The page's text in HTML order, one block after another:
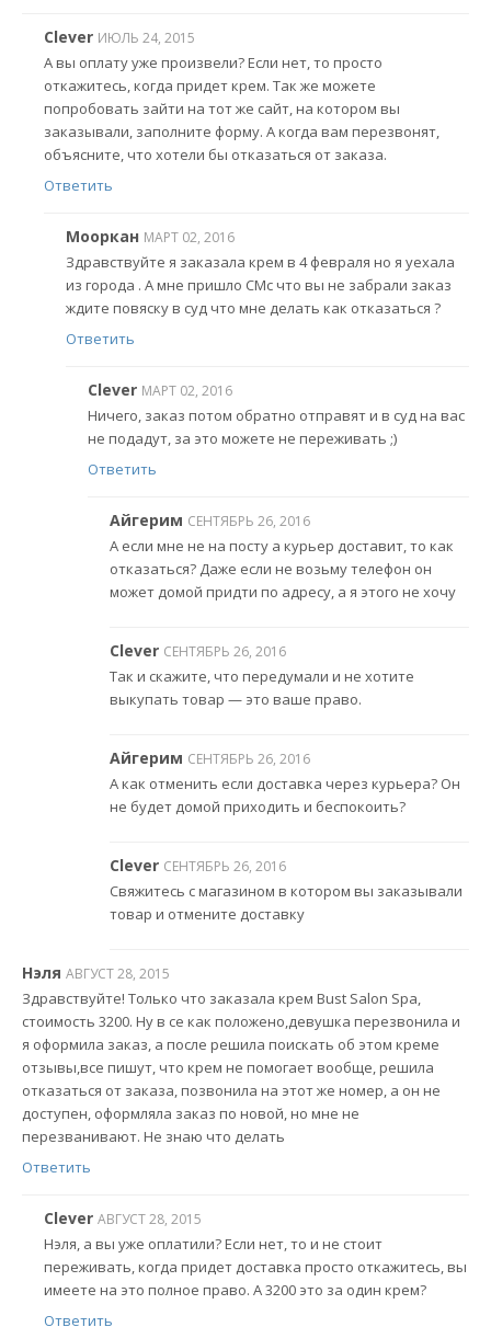
Clever ИЮЛЬ 24, 2015
А вы оплату уже произвели? Если нет, то просто
откажитесь, когда придет крем. Так же можете
попробовать зайти на тот же сайт, на котором вы
заказывали, заполните форму. А когда вам перезвонят,
объясните, что хотели бы отказаться от заказа.
Ответить
Мооркан МАРТ 02, 2016
Здравствуйте я заказала крем в 4 февраля но я уехала
из города . А мне пришло СМс что вы не забрали заказ
ждите повяску в суд что мне делать как отказаться ?
Ответить
Clever МАРТ 02, 2016
Ничего, заказ потом обратно отправят и в суд на вас
не подадут, за это можете не переживать ;)
Ответить
Айгерим СЕНТЯБРЬ 26, 2016
А если мне не на посту а курьер доставит, то как
отказаться? Даже если не возьму телефон он
может домой придти по адресу, а я этого не хочу
Clever СЕНТЯБРЬ 26, 2016
Так и скажите, что передумали и не хотите
выкупать товар — это ваше право.
Айгерим СЕНТЯБРЬ 26, 2016
А как отменить если доставка через курьера? Он
не будет домой приходить и беспокоить?
Clever СЕНТЯБРЬ 26, 2016
Свяжитесь с магазином в котором вы заказывали
товар и отмените доставку
Нэля АВГУСТ 28, 2015
Здравствуйте! Только что заказала крем Bust Salon Spa,
стоимость 3200. Ну в се как положено,девушка перезвонила и
я оформила заказ, а после решила поискать об этом креме
отзывы,все пишут, что крем не помогает вообще, решила
отказаться от заказа, позвонила на этот же номер, а он не
доступен, оформляла заказ по новой, но мне не
перезванивают. Не знаю что делать
Ответить
Clever АВГУСТ 28, 2015
Нэля, а вы уже оплатили? Если нет, то и не стоит
переживать, когда придет доставка просто откажитесь, вы
имеете на это полное право. А 3200 это за один крем?
Ответить